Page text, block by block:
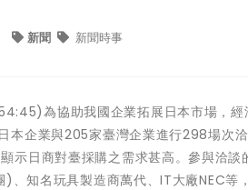
新聞 新聞時事
為協助我國企業拓展日本市場，
本企業與205家臺灣企業進行298場次
示日商對臺採購之需求甚高。參與洽
、知名玩具製造商萬代、IT大廠NEC